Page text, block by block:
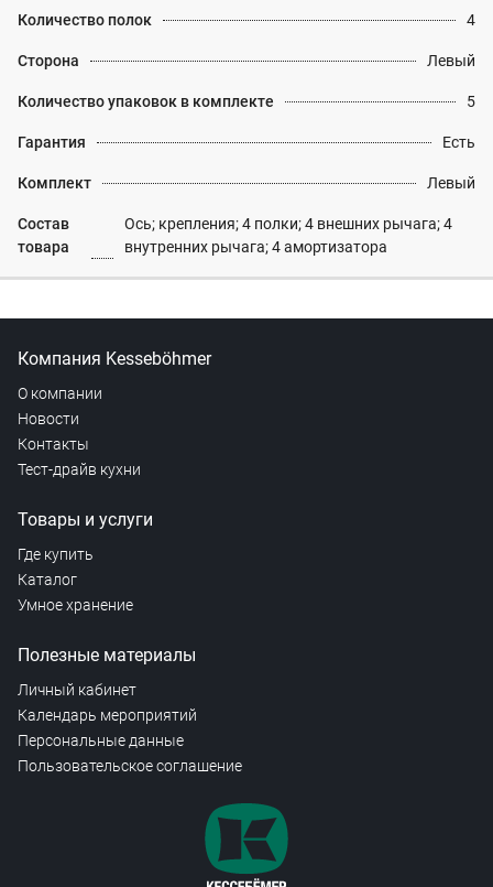
Количество полок 4
Сторона Левый
Количество упаковок в комплекте 5
Гарантия Есть
Комплект Левый
Состав
товара
Ось; крепления; 4 полки; 4 внешних рычага; 4
внутренних рычага; 4 амортизатора
Компания Kesseböhmer
О компании
Новости
Контакты
Тест-драйв кухни
Товары и услуги
Где купить
Каталог
Умное хранение
Полезные материалы
Личный кабинет
Календарь мероприятий
Персональные данные
Пользовательское соглашение